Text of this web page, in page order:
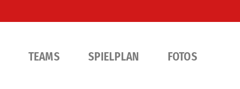
TEAMS SPIELPLAN FOTOS